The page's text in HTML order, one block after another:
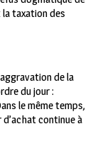
taxation des
de la
du jour :
le même temps,
continue à